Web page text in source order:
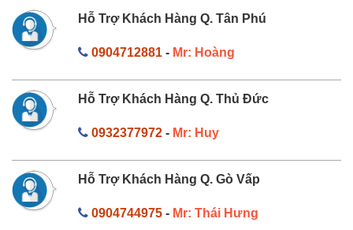
Hỗ Trợ Khách Hàng Q. Tân Phú
0904712881- Mr: Hoàng
Hỗ Trợ Khách Hàng Q. Thủ Đức
0932377972- Mr: Huy
Hỗ Trợ Khách Hàng Q. Gò Vấp
0904744975- Mr: Thái Hưng